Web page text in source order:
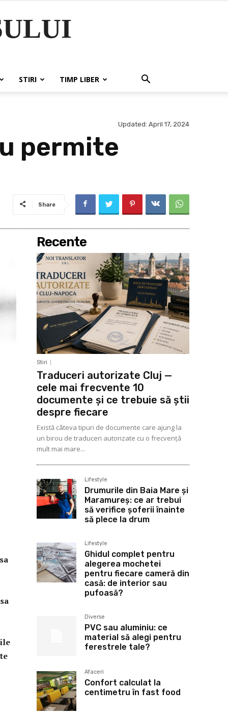
STIRI TIMP LIBER
Updated: April 17, 2024
permite
Share
Recente
Stiri
Traduceri autorizate Cluj —
cele mai frecvente 10
documente și ce trebuie să știi
despre fiecare
Există câteva tipuri de documente care ajung la
un birou de traduceri autorizate cu o frecvență
mult mai mare...
Lifestyle
Drumurile din Baia Mare și
Maramureș: ce ar trebui
să verifice șoferii înainte
să plece la drum
Lifestyle
Ghidul complet pentru
alegerea mochetei
pentru fiecare cameră din
casă: de interior sau
pufoasă?
Diverse
PVC sau aluminiu: ce
material să alegi pentru
ferestrele tale?
Afaceri
Confort calculat la
centimetru în fast food